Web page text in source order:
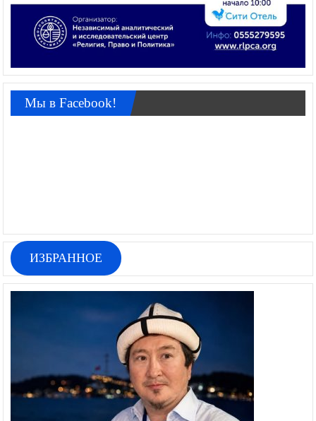
Мы в Facebook!
ИЗБРАННОЕ